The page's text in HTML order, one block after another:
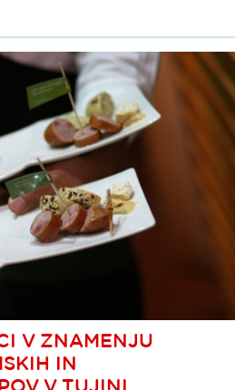
V ZNAMENJU
IN
V TUJINI